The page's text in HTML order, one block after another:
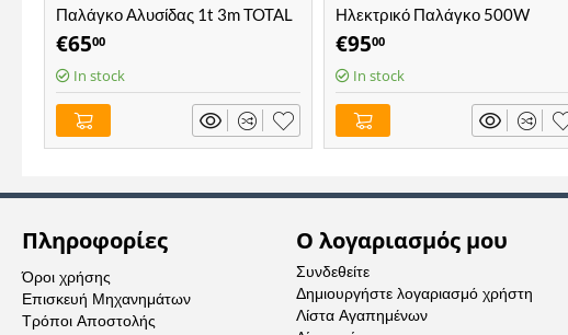
Παλάγκο Αλυσίδας 1t 3m TOTAL
- (THT1611)
€6500
In stock
Ηλεκτρικό Παλάγκο 500W
125/250kg EXPRESS - (63020)
€9500
In stock
Πληροφορίες
Όροι χρήσης
Επισκευή Μηχανημάτων
Τρόποι Αποστολής
Ο λογαριασμός μου
Συνδεθείτε
Δημιουργήστε λογαριασμό χρήστη
Λίστα Αγαπημένων